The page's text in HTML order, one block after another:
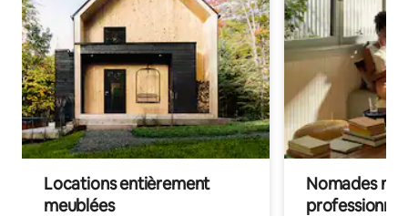
Locations entièrement
meublées
Nomades